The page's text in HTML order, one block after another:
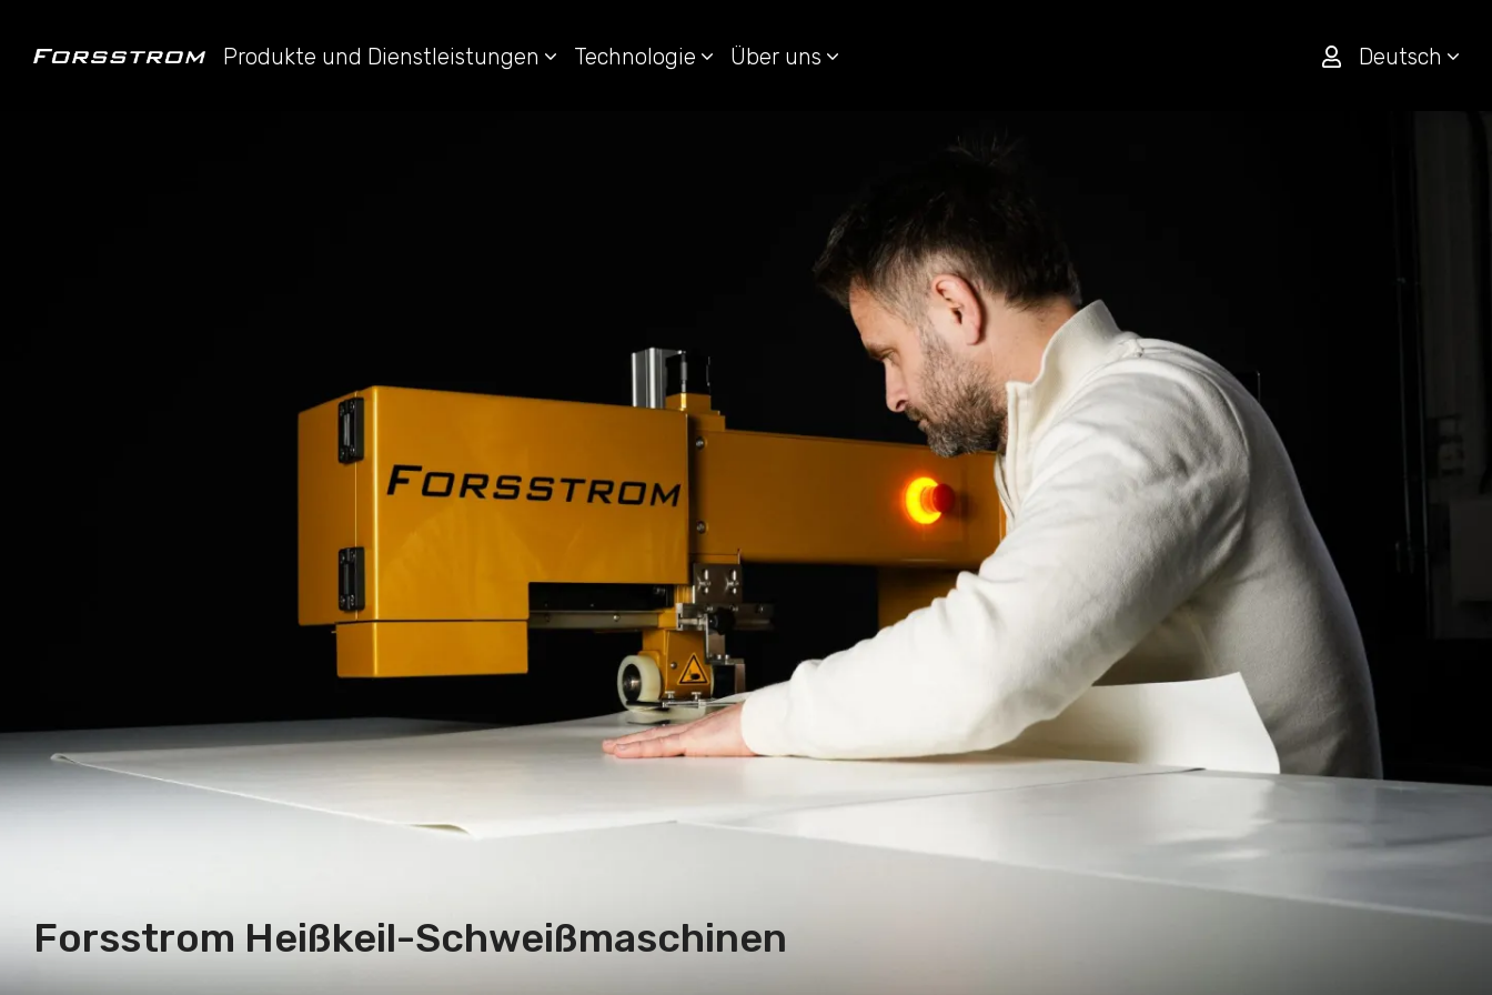
Produkte und Dienstleistungen Technologie Über uns Deutsch
Forsstrom Heißkeil-Schweißmaschinen